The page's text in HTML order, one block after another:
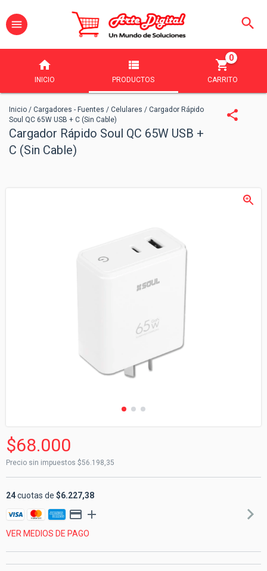
INICIO PRODUCTOS CARRITO
0
Inicio / Cargadores - Fuentes / Celulares / Cargador Rápido
Soul QC 65W USB + C (Sin Cable)
Cargador Rápido Soul QC 65W USB +
C (Sin Cable)
$68.000
Precio sin impuestos $56.198,35
24cuotas de $6.227,38
VER MEDIOS DE PAGO